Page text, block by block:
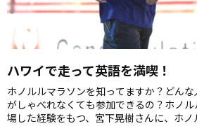
ハワイで走って英語を満喫！
ホノルルマラソンを知ってますか？どん
がしゃべれなくても参加できるの？ホノ
場した経験をもつ、宮下晃樹さんに、ホ